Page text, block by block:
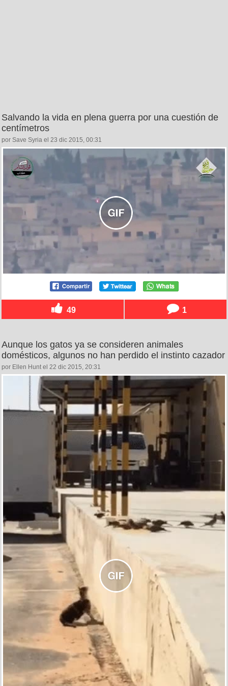
Salvando la vida en plena guerra por una cuestión de
centímetros
por Save Syria el 23 dic 2015, 00:31
49 1
Aunque los gatos ya se consideren animales
domésticos, algunos no han perdido el instinto cazador
por Ellen Hunt el 22 dic 2015, 20:31